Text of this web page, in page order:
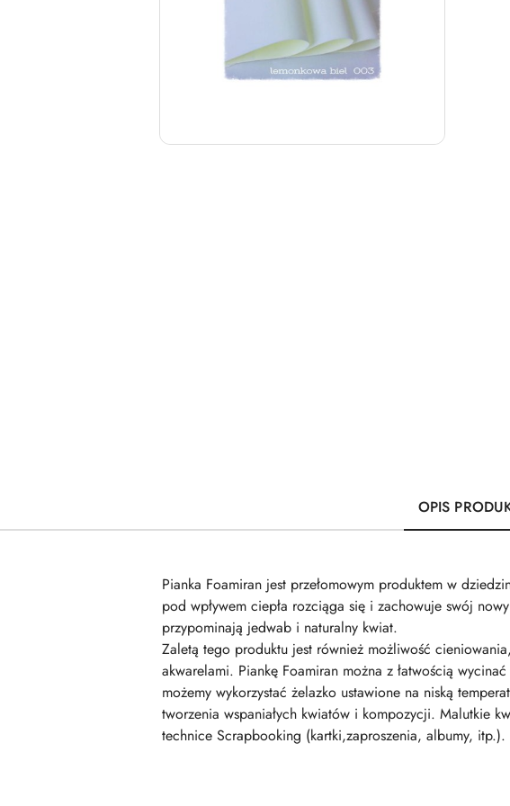
OPIS
Pianka Foamiran jest przełomowym produktem w
pod wpływem ciepła rozciąga się i zachowuje swój
przypominają jedwab i naturalny kwiat.
Zaletą tego produktu jest również możliwość
akwarelami. Piankę Foamiran można z łatwością
możemy wykorzystać żelazko ustawione na niską
tworzenia wspaniałych kwiatów i kompozycji. Malutkie
technice Scrapbooking (kartki,zaproszenia, albumy, itp.).